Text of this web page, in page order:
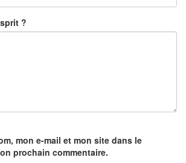
?
mon e-mail et mon site dans le
prochain commentaire.